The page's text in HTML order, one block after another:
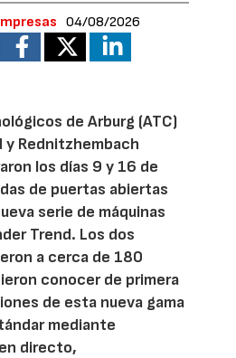
04/08/2026
de Arburg (ATC)
y Rednitzhembach
los días 9 y 16 de
de puertas abiertas
serie de máquinas
Trend. Los dos
a cerca de 180
conocer de primera
de esta nueva gama
mediante
directo,